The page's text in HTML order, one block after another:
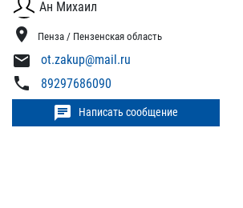
Ан Михаил
location_on Пенза / Пензенская область
mail ot.zakup@mail.ru
phone 89297686090
chat Написать сообщение